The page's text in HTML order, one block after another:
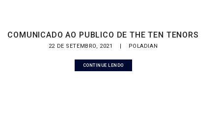
COMUNICADO AO PUBLICO DE THE TEN TENORS
22 DE SETEMBRO, 2021 | POLADIAN
CONTINUE LENDO